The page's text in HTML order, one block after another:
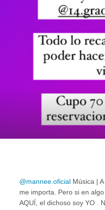
@mannee.oficial Música |
me importa. Pero si en
AQUÍ, el dichoso soy YO .